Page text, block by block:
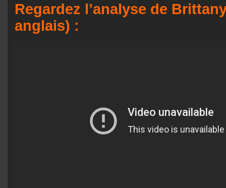
Regardez l’analyse de
anglais) :